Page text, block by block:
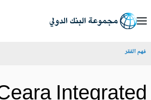
الفقر